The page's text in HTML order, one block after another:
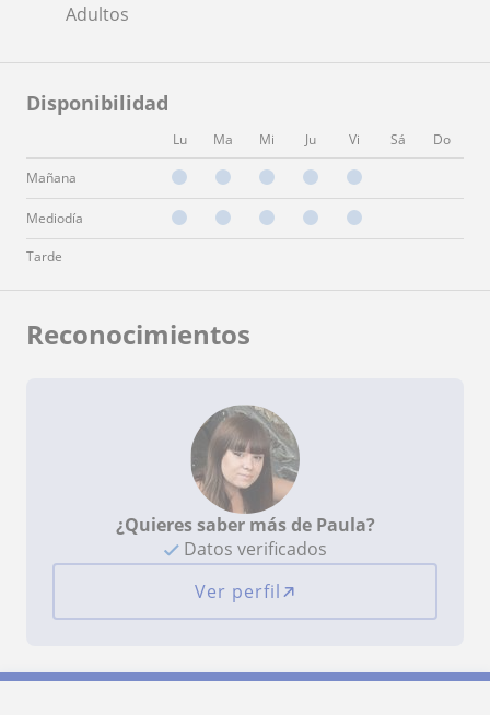
Adultos
Disponibilidad
Lu Ma Mi Ju Vi Sá Do
Mañana
Mediodía
Tarde
Reconocimientos
¿Quieres saber más de Paula?
Datos verificados
Ver perfil